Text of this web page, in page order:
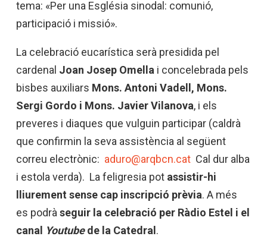
tema: «Per una Església sinodal: comunió,
participació i missió».
La celebració eucarística serà presidida pel
cardenal Joan Josep Omella i concelebrada pels
bisbes auxiliars Mons. Antoni Vadell, Mons.
Sergi Gordo i Mons. Javier Vilanova, i els
preveres i diaques que vulguin participar (caldrà
que confirmin la seva assistència al següent
correu electrònic: aduro@arqbcn.cat Cal dur alba
i estola verda). La feligresia pot assistir-hi
lliurement sense cap inscripció prèvia. A més
es podrà seguir la celebració per Ràdio Estel i el
canal
Youtubede la Catedral .